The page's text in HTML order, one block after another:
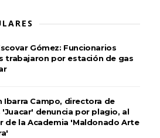
Gómez: Funcionarios
trabajaron por estación de gas
Ibarra Campo, directora de
'Juacar' denuncia por plagio, al
de la Academia 'Maldonado Arte